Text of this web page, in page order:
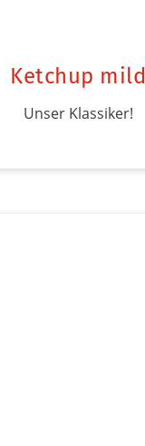
Ketchup mild
Unser Klassiker!